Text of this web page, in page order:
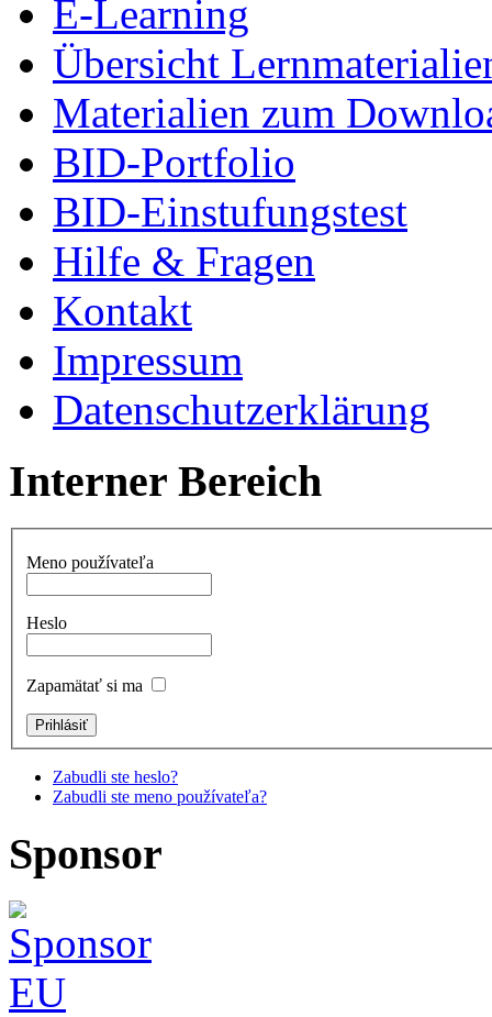
E-Learning
Übersicht
Materialien zum
BID-Portfolio
BID-Einstufungstest
Hilfe & Fragen
Kontakt
Impressum
Datenschutzerklärung
Interner Bereich
Meno používateľa
Heslo
Zapamätať si ma
Zabudli ste heslo?
Zabudli ste meno používateľa?
Sponsor